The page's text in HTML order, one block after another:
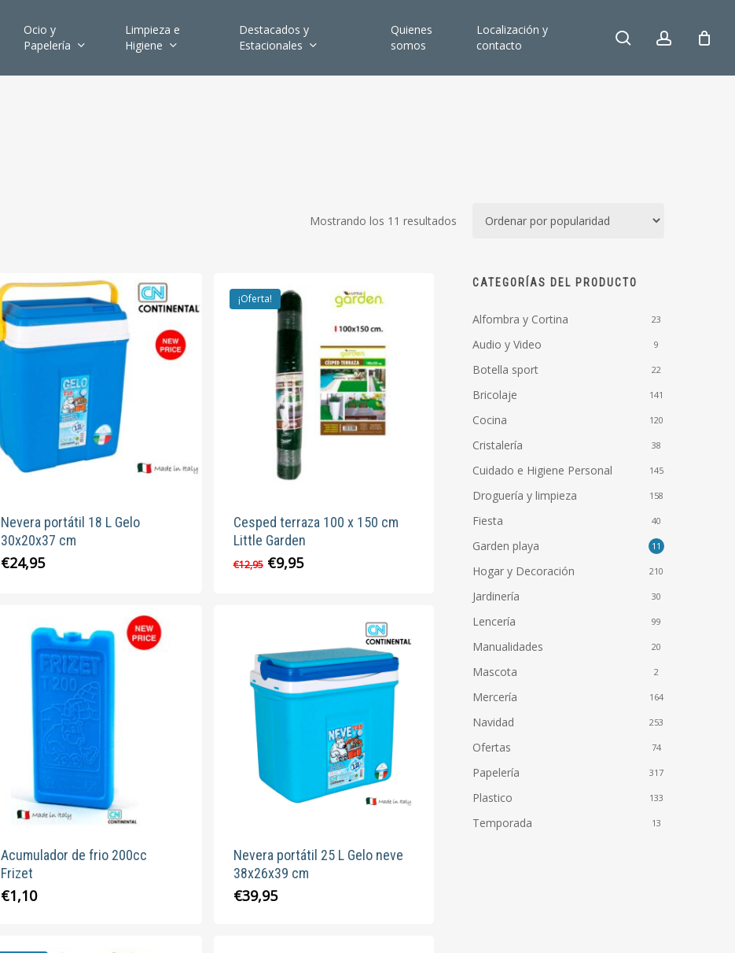
Ocio y
Papelería
Limpieza e
Higiene
Destacados y
Estacionales
Quienes
somos
Localización y
contacto
search account
Mostrando los 11 resultados Ordenado
Nevera portátil 18 L Gelo
30x20x37 cm
€24,95
¡Oferta!
Cesped terraza 100 x 150 cm
Little Garden
€12,95 El
€9,95El
Acumulador de frio 200cc
Frizet
€1,10
Nevera portátil 25 L Gelo neve
38x26x39 cm
€39,95
CATEGORÍAS DEL PRODUCTO
Alfombra y Cortina 23
Audio y Video 9
Botella sport 22
Bricolaje 141
Cocina 120
Cristalería 38
Cuidado e Higiene Personal 145
Droguería y limpieza 158
Fiesta 40
Garden playa 11
Hogar y Decoración 210
Jardinería 30
Lencería 99
Manualidades 20
Mascota 2
Mercería 164
Navidad 253
Ofertas 74
Papelería 317
Plastico 133
Temporada 13